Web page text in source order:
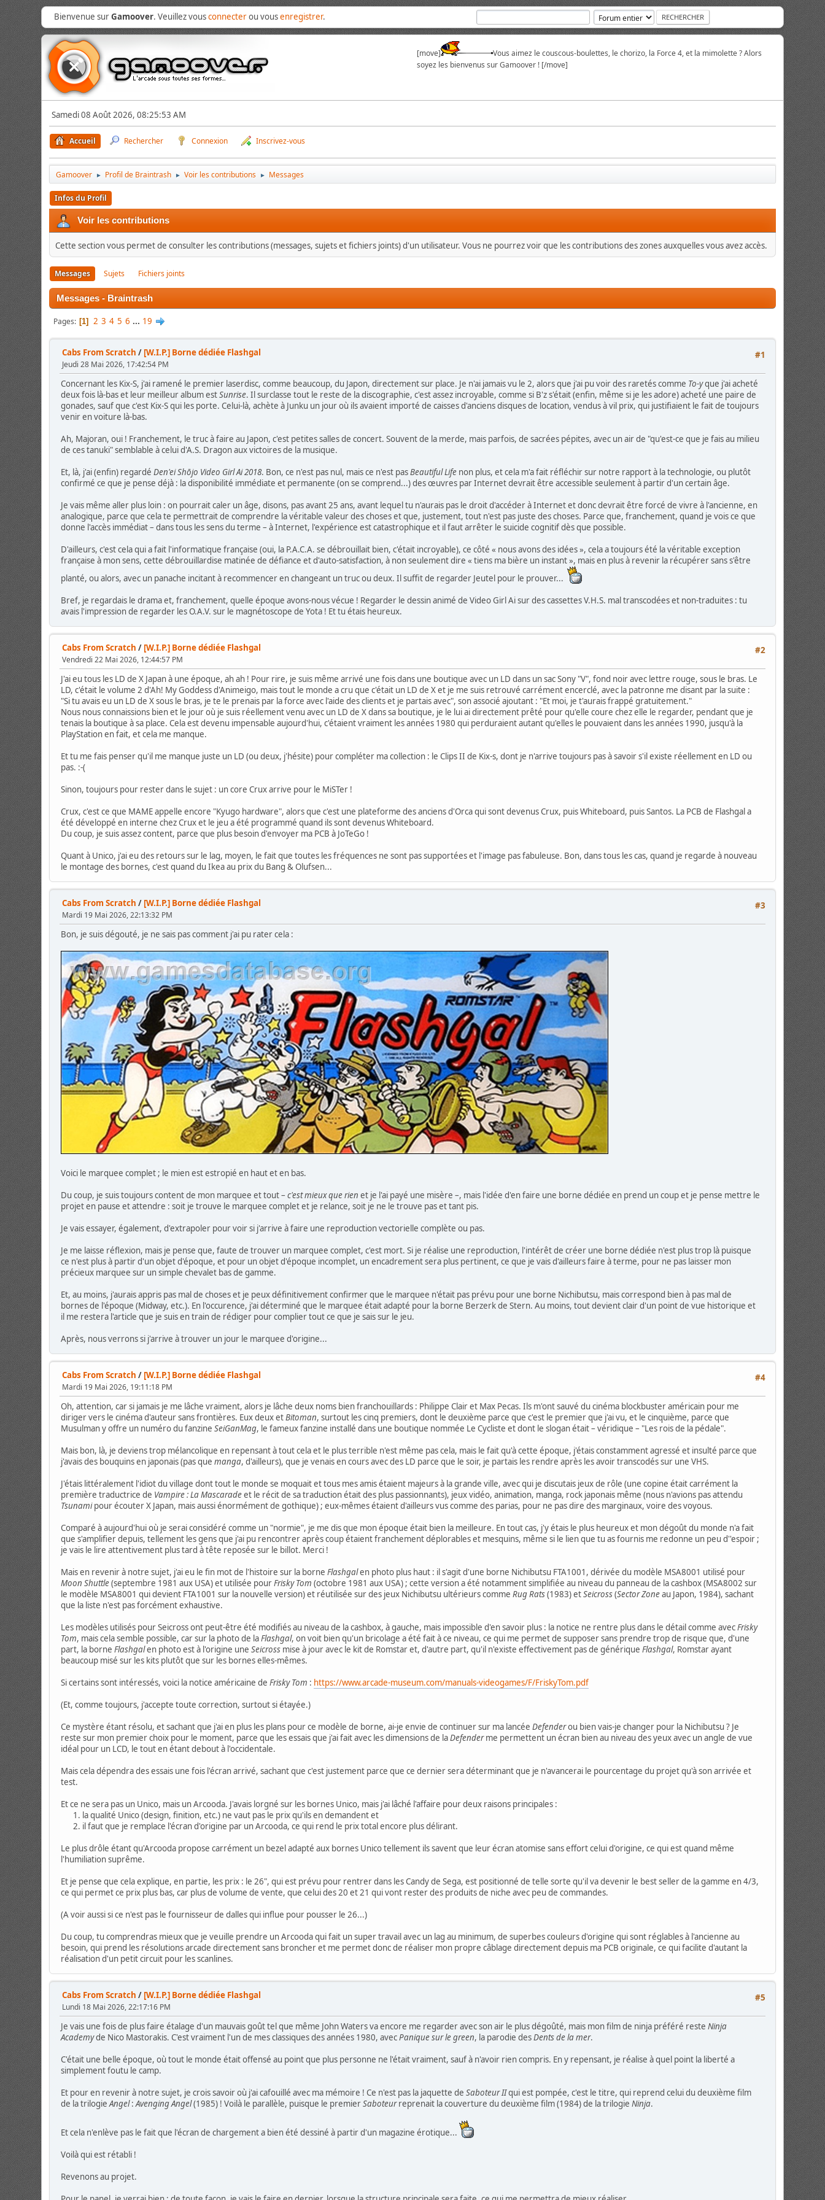
Bienvenue surGamoover. Veuillez vousconnecterou vousenregistrer.
[move]
Vous aimez le couscous-boulettes, le chorizo, la Force 4, et la mimolette ? Alors
soyez les bienvenus sur Gamoover ! [/move]
Samedi 08 Août 2026, 08:25:53 AM
Accueil Rechercher Connexion Inscrivez-vous
Gamoover ► Profil de Braintrash ► Voir les contributions ► Messages
Infos du Profil
Voir les contributions
Cette section vous permet de consulter les contributions (messages, sujets et fichiers joints) d'un utilisateur. Vous ne pourrez voir que les contributions des zones auxquelles vous avez accès.
Messages Sujets Fichiers joints
Messages - Braintrash
Pages 1 2 3 4 5 6 ... 19
#1
Cabs From Scratch / [W.I.P.] Borne dédiée Flashgal
Jeudi 28 Mai 2026, 17:42:54 PM
Concernant les Kix-S, j'ai ramené le premier laserdisc, comme beaucoup, du Japon, directement sur place. Je n'ai jamais vu le 2, alors que j'ai pu voir des raretés comme To-yque j'ai acheté
deux fois là-bas et leur meilleur album estSunrise. Il surclasse tout le reste de la discographie, c'est assez incroyable, comme si B'z s'était (enfin, même si je les adore) acheté une paire de
gonades, sauf que c'est Kix-S qui les porte. Celui-là, achète à Junku un jour où ils avaient importé de caisses d'anciens disques de location, vendus à vil prix, qui justifiaient le fait de toujours
venir en voiture là-bas.
Ah, Majoran, oui ! Franchement, le truc à faire au Japon, c'est petites salles de concert. Souvent de la merde, mais parfois, de sacrées pépites, avec un air de "qu'est-ce que je fais au milieu
de ces tanuki" semblable à celui d'A.S. Dragon aux victoires de la musique.
Et, là, j'ai (enfin) regardéDen'ei Shōjo Video Girl Ai 2018. Bon, ce n'est pas nul, mais ce n'est pasBeautiful Life non plus, et cela m'a fait réfléchir sur notre rapport à la technologie, ou plutôt
confirmé ce que je pense déjà : la disponibilité immédiate et permanente (on se comprend...) des œuvres par Internet devrait être accessible seulement à partir d'un certain âge.
Je vais même aller plus loin : on pourrait caler un âge, disons, pas avant 25 ans, avant lequel tu n'aurais pas le droit d'accéder à Internet et donc devrait être forcé de vivre à l'ancienne, en
analogique, parce que cela te permettrait de comprendre la véritable valeur des choses et que, justement, tout n'est pas juste des choses. Parce que, franchement, quand je vois ce que
donne l'accès immédiat – dans tous les sens du terme – à Internet, l'expérience est catastrophique et il faut arrêter le suicide cognitif dès que possible.
D'ailleurs, c'est cela qui a fait l'informatique française (oui, la P.A.C.A. se débrouillait bien, c'était incroyable), ce côté « nous avons des idées », cela a toujours été la véritable exception
française à mon sens, cette débrouillardise matinée de défiance et d'auto-satisfaction, à non seulement dire « tiens ma bière un instant », mais en plus à revenir la récupérer sans s'être
planté, ou alors, avec un panache incitant à recommencer en changeant un truc ou deux. Il suffit de regarder Jeutel pour le prouver...
Bref, je regardais le drama et, franchement, quelle époque avons-nous vécue ! Regarder le dessin animé de Video Girl Ai sur des cassettes V.H.S. mal transcodées et non-traduites : tu
avais l'impression de regarder les O.A.V. sur le magnétoscope de Yota ! Et tu étais heureux.
#2
Cabs From Scratch / [W.I.P.] Borne dédiée Flashgal
Vendredi 22 Mai 2026, 12:44:57 PM
J'ai eu tous les LD de X Japan à une époque, ah ah ! Pour rire, je suis même arrivé une fois dans une boutique avec un LD dans un sac Sony "V", fond noir avec lettre rouge, sous le bras. Le
LD, c'était le volume 2 d'Ah! My Goddess d'Animeigo, mais tout le monde a cru que c'était un LD de X et je me suis retrouvé carrément encerclé, avec la patronne me disant par la suite :
"Si tu avais eu un LD de X sous le bras, je te le prenais par la force avec l'aide des clients et je partais avec", son associé ajoutant : "Et moi, je t'aurais frappé gratuitement."
Nous nous connaissions bien et le jour où je suis réellement venu avec un LD de X dans sa boutique, je le lui ai directement prêté pour qu'elle coure chez elle le regarder, pendant que je
tenais la boutique à sa place. Cela est devenu impensable aujourd'hui, c'étaient vraiment les années 1980 qui perduraient autant qu'elles le pouvaient dans les années 1990, jusqu'à la
PlayStation en fait, et cela me manque.
Et tu me fais penser qu'il me manque juste un LD (ou deux, j'hésite) pour compléter ma collection : le Clips II de Kix-s, dont je n'arrive toujours pas à savoir s'il existe réellement en LD ou
pas. :-(
Sinon, toujours pour rester dans le sujet : un core Crux arrive pour le MiSTer !
Crux, c'est ce que MAME appelle encore "Kyugo hardware", alors que c'est une plateforme des anciens d'Orca qui sont devenus Crux, puis Whiteboard, puis Santos. La PCB de Flashgal a
été développé en interne chez Crux et le jeu a été programmé quand ils sont devenus Whiteboard.
Du coup, je suis assez content, parce que plus besoin d'envoyer ma PCB à JoTeGo !
Quant à Unico, j'ai eu des retours sur le lag, moyen, le fait que toutes les fréquences ne sont pas supportées et l'image pas fabuleuse. Bon, dans tous les cas, quand je regarde à nouveau
le montage des bornes, c'est quand du Ikea au prix du Bang & Olufsen...
#3
Cabs From Scratch / [W.I.P.] Borne dédiée Flashgal
Mardi 19 Mai 2026, 22:13:32 PM
Bon, je suis dégouté, je ne sais pas comment j'ai pu rater cela :
Voici le marquee complet ; le mien est estropié en haut et en bas.
Du coup, je suis toujours content de mon marquee et tout –c'est mieux que rien et je l'ai payé une misère –, mais l'idée d'en faire une borne dédiée en prend un coup et je pense mettre le
projet en pause et attendre : soit je trouve le marquee complet et je relance, soit je ne le trouve pas et tant pis.
Je vais essayer, également, d'extrapoler pour voir si j'arrive à faire une reproduction vectorielle complète ou pas.
Je me laisse réflexion, mais je pense que, faute de trouver un marquee complet, c'est mort. Si je réalise une reproduction, l'intérêt de créer une borne dédiée n'est plus trop là puisque
ce n'est plus à partir d'un objet d'époque, et pour un objet d'époque incomplet, un encadrement sera plus pertinent, ce que je vais d'ailleurs faire à terme, pour ne pas laisser mon
précieux marquee sur un simple chevalet bas de gamme.
Et, au moins, j'aurais appris pas mal de choses et je peux définitivement confirmer que le marquee n'était pas prévu pour une borne Nichibutsu, mais correspond bien à pas mal de
bornes de l'époque (Midway, etc.). En l'occurence, j'ai déterminé que le marquee était adapté pour la borne Berzerk de Stern. Au moins, tout devient clair d'un point de vue historique et
il me restera l'article que je suis en train de rédiger pour complier tout ce que je sais sur le jeu.
Après, nous verrons si j'arrive à trouver un jour le marquee d'origine...
#4
Cabs From Scratch / [W.I.P.] Borne dédiée Flashgal
Mardi 19 Mai 2026, 19:11:18 PM
Oh, attention, car si jamais je me lâche vraiment, alors je lâche deux noms bien franchouillards : Philippe Clair et Max Pecas. Ils m'ont sauvé du cinéma blockbuster américain pour me
diriger vers le cinéma d'auteur sans frontières. Eux deux etBitoman, surtout les cinq premiers, dont le deuxième parce que c'est le premier que j'ai vu, et le cinquième, parce que
Musulman y offre un numéro du fanzineSeiGanMag, le fameux fanzine installé dans une boutique nommée Le Cycliste et dont le slogan était – véridique – "Les rois de la pédale".
Mais bon, là, je deviens trop mélancolique en repensant à tout cela et le plus terrible n'est même pas cela, mais le fait qu'à cette époque, j'étais constamment agressé et insulté parce que
j'avais des bouquins en japonais (pas quemanga, d'ailleurs), que je venais en cours avec des LD parce que le soir, je partais les rendre après les avoir transcodés sur une VHS.
J'étais littéralement l'idiot du village dont tout le monde se moquait et tous mes amis étaient majeurs à la grande ville, avec qui je discutais jeux de rôle (une copine était carrément la
première traductrice de Vampire : La Mascaradeet le récit de sa traduction était des plus passionnants), jeux vidéo, animation, manga, rock japonais même (nous n'avions pas attendu
Tsunamipour écouter X Japan, mais aussi énormément de gothique) ; eux-mêmes étaient d'ailleurs vus comme des parias, pour ne pas dire des marginaux, voire des voyous.
Comparé à aujourd'hui où je serai considéré comme un "normie", je me dis que mon époque était bien la meilleure. En tout cas, j'y étais le plus heureux et mon dégoût du monde n'a fait
que s'amplifier depuis, tellement les gens que j'ai pu rencontrer après coup étaient franchement déplorables et mesquins, même si le lien que tu as fournis me redonne un peu d''espoir ;
je vais le lire attentivement plus tard à tête reposée sur le billot. Merci !
Mais en revenir à notre sujet, j'ai eu le fin mot de l'histoire sur la borneFlashgalen photo plus haut : il s'agit d'une borne Nichibutsu FTA1001, dérivée du modèle MSA8001 utilisé pour
Moon Shuttle(septembre 1981 aux USA) et utilisée pourFrisky Tom (octobre 1981 aux USA) ; cette version a été notamment simplifiée au niveau du panneau de la cashbox (MSA8002 sur
le modèle MSA8001 qui devient FTA1001 sur la nouvelle version) et réutilisée sur des jeux Nichibutsu ultérieurs commeRug Rats(1983) etSeicross(Sector Zoneau Japon, 1984), sachant
que la liste n'est pas forcément exhaustive.
Les modèles utilisés pour Seicross ont peut-être été modifiés au niveau de la cashbox, à gauche, mais impossible d'en savoir plus : la notice ne rentre plus dans le détail comme avecFrisky
Tom, mais cela semble possible, car sur la photo de laFlashgal, on voit bien qu'un bricolage a été fait à ce niveau, ce qui me permet de supposer sans prendre trop de risque que, d'une
part, la borneFlashgalen photo est à l'origine uneSeicross mise à jour avec le kit de Romstar et, d'autre part, qu'il n'existe effectivement pas de génériqueFlashgal, Romstar ayant
beaucoup misé sur les kits plutôt que sur les bornes elles-mêmes.
Si certains sont intéressés, voici la notice américaine deFrisky Tom : https://www.arcade-museum.com/manuals-videogames/F/FriskyTom.pdf
(Et, comme toujours, j'accepte toute correction, surtout si étayée.)
Ce mystère étant résolu, et sachant que j'ai en plus les plans pour ce modèle de borne, ai-je envie de continuer sur ma lancéeDefenderou bien vais-je changer pour la Nichibutsu ? Je
reste sur mon premier choix pour le moment, parce que les essais que j'ai fait avec les dimensions de laDefenderme permettent un écran bien au niveau des yeux avec un angle de vue
idéal pour un LCD, le tout en étant debout à l'occidentale.
Mais cela dépendra des essais une fois l'écran arrivé, sachant que c'est justement parce que ce dernier sera déterminant que je n'avancerai le pourcentage du projet qu'à son arrivée et
test.
Et ce ne sera pas un Unico, mais un Arcooda. J'avais lorgné sur les bornes Unico, mais j'ai lâché l'affaire pour deux raisons principales :
la qualité Unico (design, finition, etc.) ne vaut pas le prix qu'ils en demandent et
il faut que je remplace l'écran d'origine par un Arcooda, ce qui rend le prix total encore plus délirant.
Le plus drôle étant qu'Arcooda propose carrément un bezel adapté aux bornes Unico tellement ils savent que leur écran atomise sans effort celui d'origine, ce qui est quand même
l'humiliation suprême.
Et je pense que cela explique, en partie, les prix : le 26", qui est prévu pour rentrer dans les Candy de Sega, est positionné de telle sorte qu'il va devenir le best seller de la gamme en 4/3,
ce qui permet ce prix plus bas, car plus de volume de vente, que celui des 20 et 21 qui vont rester des produits de niche avec peu de commandes.
(A voir aussi si ce n'est pas le fournisseur de dalles qui influe pour pousser le 26...)
Du coup, tu comprendras mieux que je veuille prendre un Arcooda qui fait un super travail avec un lag au minimum, de superbes couleurs d'origine qui sont réglables à l'ancienne au
besoin, qui prend les résolutions arcade directement sans broncher et me permet donc de réaliser mon propre câblage directement depuis ma PCB originale, ce qui facilite d'autant la
réalisation d'un petit circuit pour les scanlines.
#5
Cabs From Scratch / [W.I.P.] Borne dédiée Flashgal
Lundi 18 Mai 2026, 22:17:16 PM
Je vais une fois de plus faire étalage d'un mauvais goût tel que même John Waters va encore me regarder avec son air le plus dégoûté, mais mon film de ninja préféré resteNinja
Academyde Nico Mastorakis. C'est vraiment l'un de mes classiques des années 1980, avecPanique sur le green, la parodie desDents de la mer.
C'était une belle époque, où tout le monde était offensé au point que plus personne ne l'était vraiment, sauf à n'avoir rien compris. En y repensant, je réalise à quel point la liberté a
simplement foutu le camp.
Et pour en revenir à notre sujet, je crois savoir où j'ai cafouillé avec ma mémoire ! Ce n'est pas la jaquette deSaboteur IIqui est pompée, c'est le titre, qui reprend celui du deuxième film
de la trilogieAngel:Avenging Angel(1985) ! Voilà le parallèle, puisque le premierSaboteurreprenait la couverture du deuxième film (1984) de la trilogieNinja.
Et cela n'enlève pas le fait que l'écran de chargement a bien été dessiné à partir d'un magazine érotique...
Voilà qui est rétabli !
Revenons au projet.